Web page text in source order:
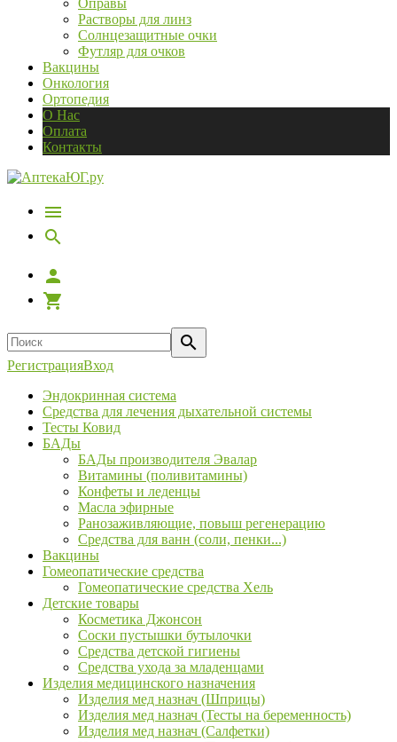
Оправы
Растворы для линз
Солнцезащитные очки
Футляр для очков
Вакцины
Онкология
Ортопедия
О Нас
Оплата
Контакты
РегистрацияВход
Эндокринная система
Средства для лечения дыхательной системы
Тесты Ковид
БАДы
БАДы производителя Эвалар
Витамины (поливитамины)
Конфеты и леденцы
Масла эфирные
Ранозаживляющие, повыш регенерацию
Средства для ванн (соли, пенки...)
Вакцины
Гомеопатические средства
Гомеопатические средства Хель
Детские товары
Косметика Джонсон
Соски пустышки бутылочки
Средства детской гигиены
Средства ухода за младенцами
Изделия медицинского назначения
Изделия мед назнач (Шприцы)
Изделия мед назнач (Тесты на беременность)
Изделия мед назнач (Салфетки)